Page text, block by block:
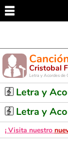
Cristobal
Letra y Acordes de
Letra y
Letra y
¡ Visita nuestro